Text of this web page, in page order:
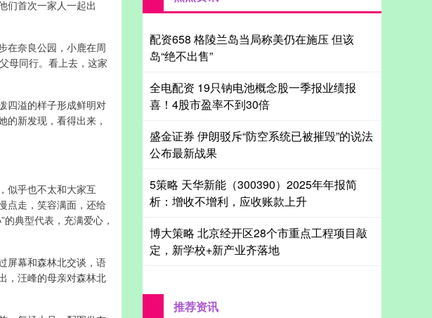
们首次一家人一起出
在奈良公园，小鹿在周
母同行。看上去，这家
四溢的样子形成鲜明对
新发现，看得出来，
似乎也不太和大家互
点走，笑容满面，还给
典型代表，充满爱心，
屏幕和森林北交谈，语
，汪峰的母亲对森林北
配资658 格陵兰岛当局称美仍在施压 但该
岛“绝不出售”
全电配资 19只钠电池概念股一季报业绩报
喜！4股市盈率不到30倍
盛金证券 伊朗驳斥“防空系统已被摧毁”的说法
公布最新战果
5策略 天华新能（300390）2025年年报简
析：增收不增利，应收账款上升
博大策略 北京经开区28个市重点工程项目敲
定，新学校+新产业齐落地
推荐资讯